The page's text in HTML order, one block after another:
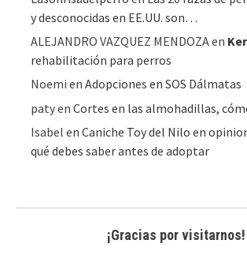
y desconocidas en EE.UU. son…
ALEJANDRO VAZQUEZ MENDOZAen
rehabilitación para perros
Noemi enAdopciones en SOS Dálmatas
patyenCortes en las almohadillas,
Isabel enCaniche Toy del Nilo en
qué debes saber antes de adoptar
¡Gracias por visitarnos!